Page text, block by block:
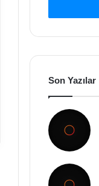
Son Yazılar